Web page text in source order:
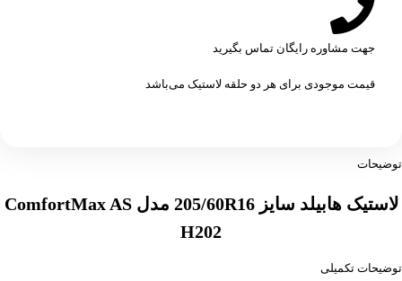
جهت مشاوره رایگان تماس بگیرید
قیمت موجودی برای هر دو حلقه لاستیک می‌باشد
توضیحات
لاستیک هابیلد سایز 205/60R16 مدل ComfortMax AS
H202
توضیحات تکمیلی